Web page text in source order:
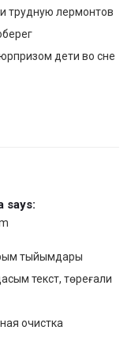
трудную лермонтов
дети во сне
says:
ырым тыйымдары
текст, төреғали
очистка